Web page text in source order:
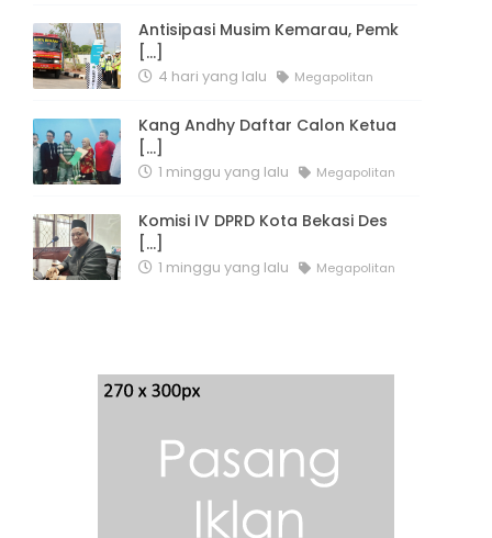
Antisipasi Musim Kemarau, Pemk
[...]
4 hari yang lalu Megapolitan
Kang Andhy Daftar Calon Ketua
[...]
1 minggu yang lalu Megapolitan
Komisi IV DPRD Kota Bekasi Des
[...]
1 minggu yang lalu Megapolitan